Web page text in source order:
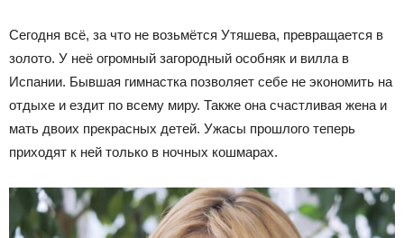
Сегодня всё, за что не возьмётся Утяшева, превращается в
золото. У неё огромный загородный особняк и вилла в
Испании. Бывшая гимнастка позволяет себе не экономить на
отдыхе и ездит по всему миру. Также она счастливая жена и
мать двоих прекрасных детей. Ужасы прошлого теперь
приходят к ней только в ночных кошмарах.